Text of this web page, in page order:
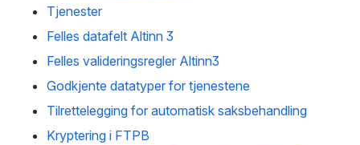
Tjenester
Felles datafelt Altinn 3
Felles valideringsregler Altinn3
Godkjente datatyper for tjenestene
Tilrettelegging for automatisk saksbehandling
Kryptering i FTPB